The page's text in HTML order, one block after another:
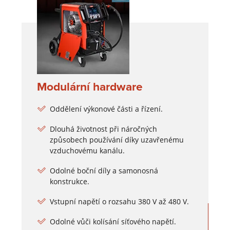
Modulární hardware
Oddělení výkonové části a řízení.
Dlouhá životnost při náročných
způsobech používání díky uzavřenému
vzduchovému kanálu.
Odolné boční díly a samonosná
konstrukce.
Vstupní napětí o rozsahu 380 V až 480 V.
Odolné vůči kolísání síťového napětí.